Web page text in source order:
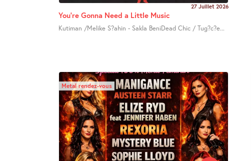
27 Juillet 2026
You’re Gonna Need a Little Music
Kutiman /Melike S?ahin - Sakla BeniDead Chic / Tug?c?e...
Metal rendez-vous